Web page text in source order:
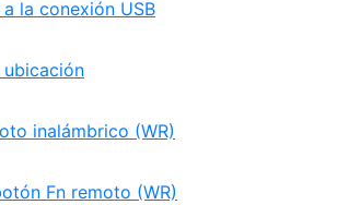
la conexión USB
inalámbrico (WR)
Fn remoto (WR)